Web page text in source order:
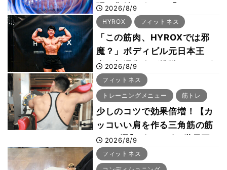
張に集結 すでに「2028、
29年の大会も準備」
2026/8/9
HYROX フィットネス
「この筋肉、HYROXでは邪
魔？」ボディビル元日本王
者・相澤隼人が挑戦 バーピ
ーでは驚異の種目2位
2026/8/9
フィットネス
トレーニングメニュー 筋トレ
少しのコツで効果倍増！【カ
ッコいい肩を作る三角筋の筋
トレ6選】ボディビル世界王
者が解説！
2026/8/9
フィットネス